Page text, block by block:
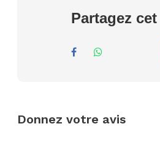
Partagez
Donnez votre avis